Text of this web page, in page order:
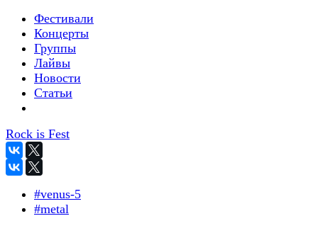
Фестивали
Концерты
Группы
Лайвы
Новости
Статьи
Rock is Fest
#venus-5
#metal